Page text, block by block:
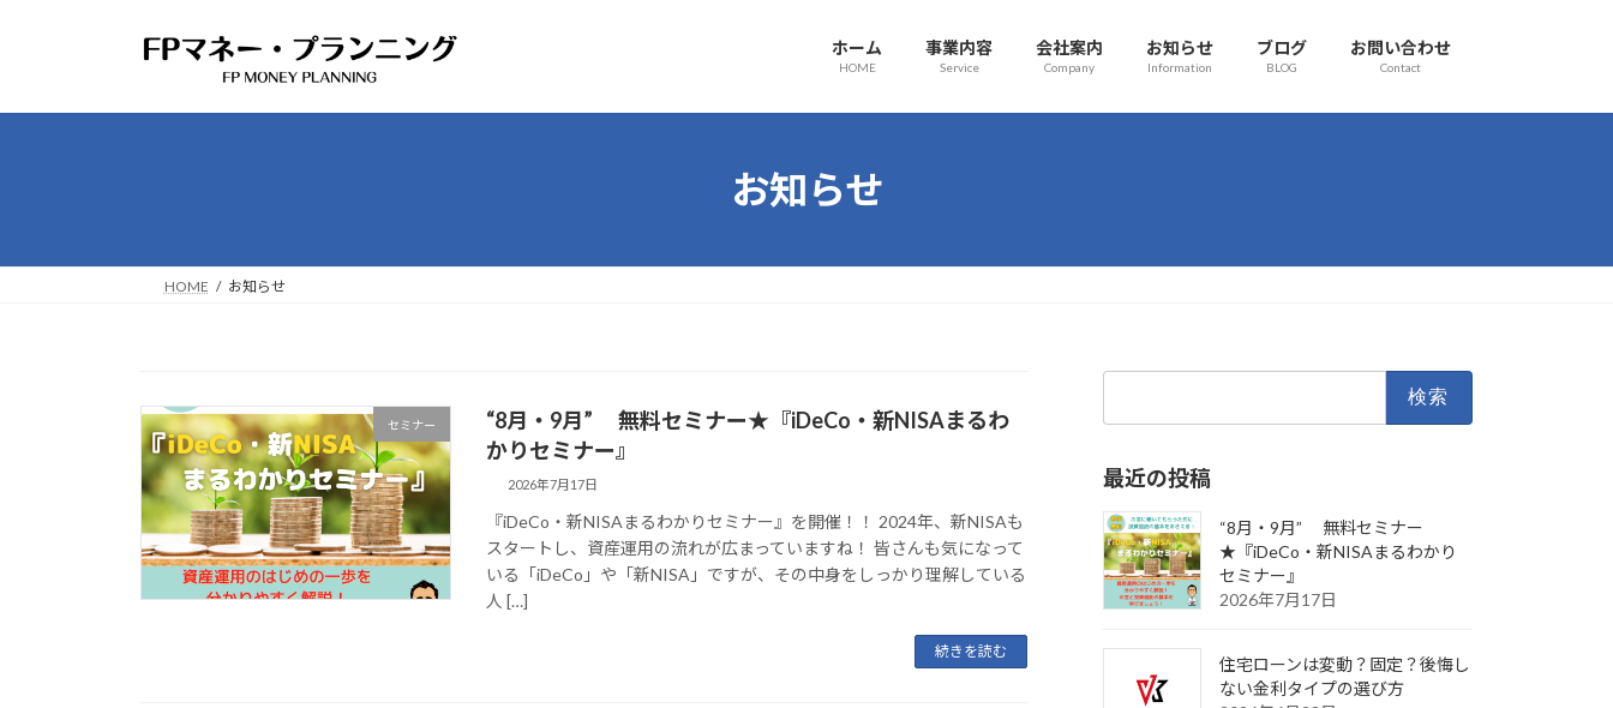
プ
動
ホーム
HOME
事業内容
Service
会社案内
Company
お知らせ
Information
ブログ
BLOG
お問い合わせ
Contact
お知らせ
HOME お知らせ
セミナー
“8月・9月” 無料セミナー★『iDeCo・新NISAまるわ
かりセミナー』
2026年7月17日
『iDeCo・新NISAまるわかりセミナー』を開催！！ 2024年、新NISAも
スタートし、資産運用の流れが広まっていますね！ 皆さんも気になって
いる「iDeCo」や「新NISA」ですが、その中身をしっかり理解している
人 […]
続きを読む
最近の投稿
“8月・9月” 無料セミナー
★『iDeCo・新NISAまるわかり
セミナー』
2026年7月17日
住宅ローンは変動？固定？後悔し
ない金利タイプの選び方